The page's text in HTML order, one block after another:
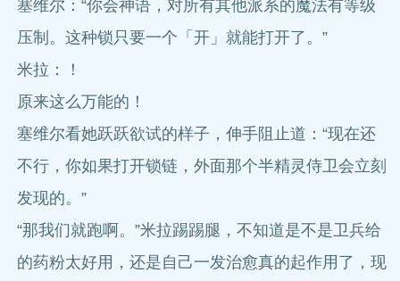
塞维尔：“你会神语，对所有其他派系的魔法有等级
压制。这种锁只要一个「开」就能打开了。”
米拉：！
原来这么万能的！
塞维尔看她跃跃欲试的样子，伸手阻止道：“现在还
不行，你如果打开锁链，外面那个半精灵侍卫会立刻
发现的。”
“那我们就跑啊。”米拉踢踢腿，不知道是不是卫兵给
的药粉太好用，还是自己一发治愈真的起作用了，现